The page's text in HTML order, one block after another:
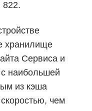
822.
хранилище
Сервиса и
наибольшей
из кэша
чем